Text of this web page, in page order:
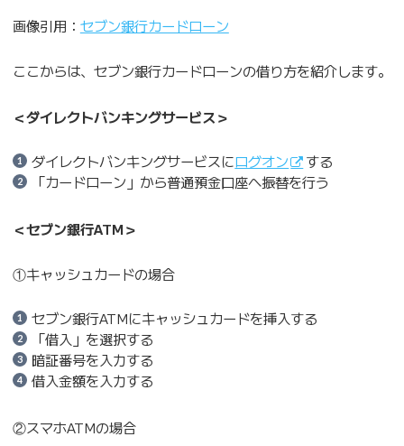
画像引用： セブン銀行カードローン
ここからは、セブン銀行カードローンの借り方を紹介します。
＜ダイレクトバンキングサービス＞
ダイレクトバンキングサービスにログオン
する
「カードローン」から普通預金口座へ振替を行う
＜セブン銀行ATM＞
①キャッシュカードの場合
セブン銀行ATMにキャッシュカードを挿入する
「借入」を選択する
暗証番号を入力する
借入金額を入力する
②スマホATMの場合